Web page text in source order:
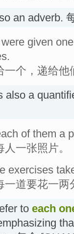
an adverb.
given
一个，递给
also a
of them a
一张照片。
exercises
一道要花一两
to each